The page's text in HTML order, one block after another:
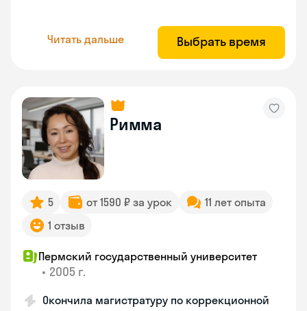
Читать дальше Выбрать время
Римма
5 от 1590 ₽ за урок
11 лет опыта
1 отзыв
Пермский государственный университет
• 2005 г.
Окончила магистратуру по коррекционной